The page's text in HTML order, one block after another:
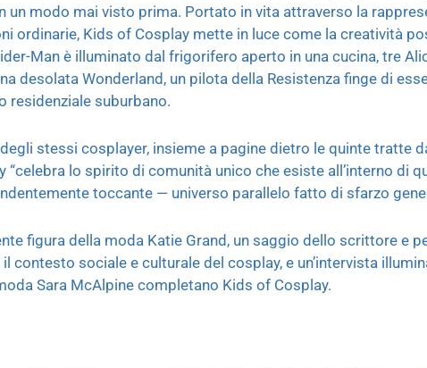
un modo mai visto prima. Portato in vita attraverso la
ordinarie, Kids of Cosplay mette in luce come la creatività
Man è illuminato dal frigorifero aperto in una cucina, tre
desolata Wonderland, un pilota della Resistenza finge di
residenziale suburbano.
stessi cosplayer, insieme a pagine dietro le quinte tratte
“celebra lo spirito di comunità unico che esiste all’interno di
toccante — universo parallelo fatto di sfarzo
figura della moda Katie Grand, un saggio dello scrittore e
il contesto sociale e culturale del cosplay, e un’intervista
Sara McAlpine completano Kids of Cosplay.